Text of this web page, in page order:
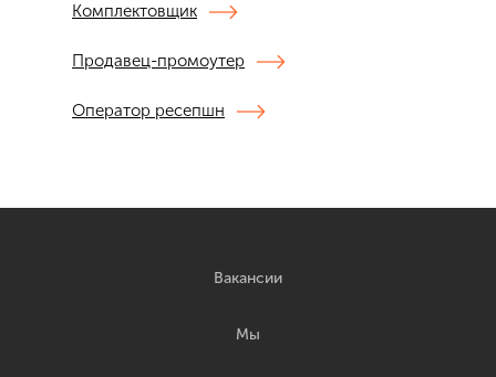
Комплектовщик
Продавец-промоутер
Оператор ресепшн
Вакансии
Мы